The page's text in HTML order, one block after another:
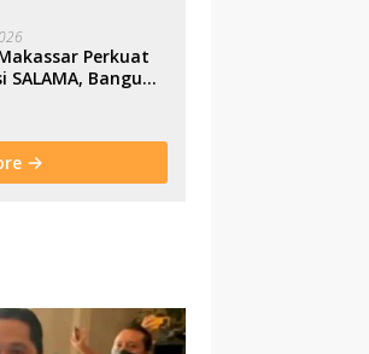
Perkuat
SALAMA, Bangun